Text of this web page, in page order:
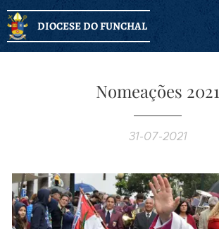
DIOCESE DO FUNCHAL
Nomeações 2021
31-07-2021